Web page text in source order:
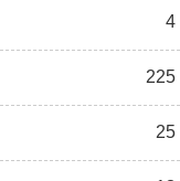
4
225
25